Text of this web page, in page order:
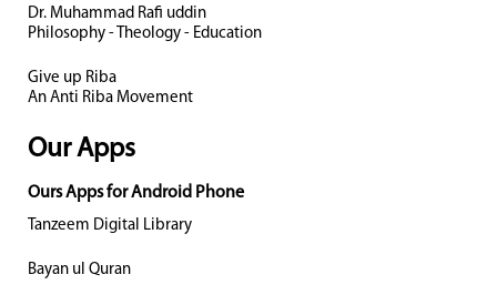
Dr. Muhammad Rafi uddin
Philosophy - Theology - Education
Give up Riba
An Anti Riba Movement
Our Apps
Ours Apps for Android Phone
Tanzeem Digital Library
Bayan ul Quran